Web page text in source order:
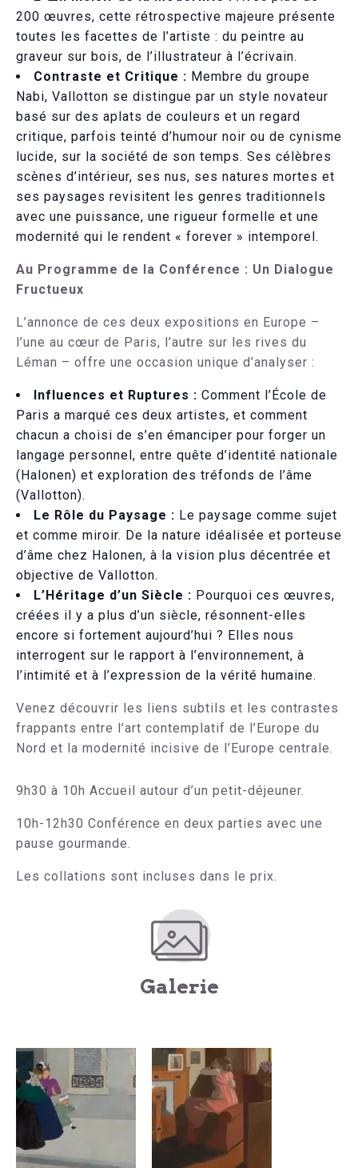
200 œuvres, cette rétrospective majeure présente
toutes les facettes de l’artiste : du peintre au
graveur sur bois, de l’illustrateur à l’écrivain.
Contraste et Critique : Membre du groupe
Nabi, Vallotton se distingue par un style novateur
basé sur des aplats de couleurs et un regard
critique, parfois teinté d’humour noir ou de cynisme
lucide, sur la société de son temps. Ses célèbres
scènes d’intérieur, ses nus, ses natures mortes et
ses paysages revisitent les genres traditionnels
avec une puissance, une rigueur formelle et une
modernité qui le rendent « forever » intemporel.
Au Programme de la Conférence : Un Dialogue
Fructueux
L’annonce de ces deux expositions en Europe –
l’une au cœur de Paris, l’autre sur les rives du
Léman – offre une occasion unique d’analyser :
Influences et Ruptures : Comment l’École de
Paris a marqué ces deux artistes, et comment
chacun a choisi de s’en émanciper pour forger un
langage personnel, entre quête d’identité nationale
(Halonen) et exploration des tréfonds de l’âme
(Vallotton).
Le Rôle du Paysage : Le paysage comme sujet
et comme miroir. De la nature idéalisée et porteuse
d’âme chez Halonen, à la vision plus décentrée et
objective de Vallotton.
L’Héritage d’un Siècle : Pourquoi ces œuvres,
créées il y a plus d’un siècle, résonnent-elles
encore si fortement aujourd’hui ? Elles nous
interrogent sur le rapport à l’environnement, à
l’intimité et à l’expression de la vérité humaine.
Venez découvrir les liens subtils et les contrastes
frappants entre l’art contemplatif de l’Europe du
Nord et la modernité incisive de l’Europe centrale.
9h30 à 10h Accueil autour d’un petit-déjeuner.
10h-12h30 Conférence en deux parties avec une
pause gourmande.
Les collations sont incluses dans le prix.
Galerie